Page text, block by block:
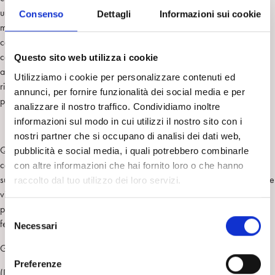
Consenso Dettagli Informazioni sui cookie
Questo sito web utilizza i cookie
Utilizziamo i cookie per personalizzare contenuti ed
annunci, per fornire funzionalità dei social media e per
analizzare il nostro traffico. Condividiamo inoltre
informazioni sul modo in cui utilizzi il nostro sito con i
nostri partner che si occupano di analisi dei dati web,
pubblicità e social media, i quali potrebbero combinarle
con altre informazioni che hai fornito loro o che hanno
raccolto dal tuo utilizzo dei loro servizi.
S
e
l
z
Necessari
Preferenze
umana in tutti i suoi risvolti. In questo senso la distinzione tra salute
mentale e patologia viene a perdere essenzialmente di senso, così
come la relazione tra genio e follia. Il genio, come il folle, inquieta la
coscienza che vorrebbe attestarsi in una condizione di “tranquillità”,
allontanando da sé i dilemmi del vivere. Ma proprio una profonda
riflessione su questi dilemmi è la condizione perché la mente umana
possa crescere e svilupparsi creativamente.
Questo bel libro contiene e sviluppa molti altri filoni di ricerca sia sulla
complessa vicenda umana e artistica di Munch che, parallelamente,
sulle modalità del funzionamento mentale riconducibili o collegabili a tale
vicenda. Certamente uno dei pochissimi libri in cui Psicoanalisi e Arte,
processi psichici e processi creativi artistici, si intrecciano in maniera
feconda illuminandosi e arricchendosi reciprocamente.
Giuseppe Nucara